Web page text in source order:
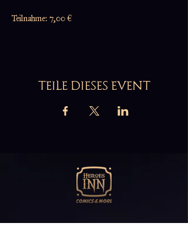
Teilnahme: 7,00 €
TEILE DIESES EVENT